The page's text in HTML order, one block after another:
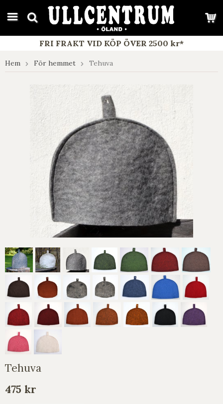
google-site-verification: google7e4b1026db5d9f32.html
FRI FRAKT VID KÖP ÖVER 2500 kr*
Hem För hemmet Tehuva
Tehuva
475 kr